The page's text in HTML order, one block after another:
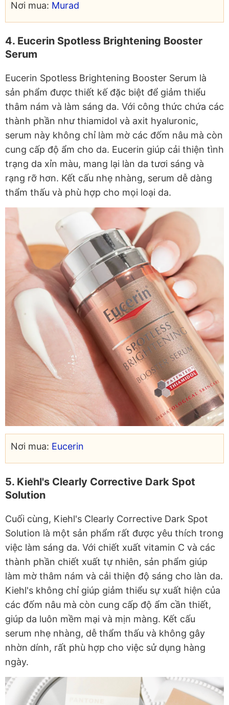
Nơi mua: Murad
4. Eucerin Spotless Brightening Booster
Serum
Eucerin Spotless Brightening Booster Serum là
sản phẩm được thiết kế đặc biệt để giảm thiểu
thâm nám và làm sáng da. Với công thức chứa các
thành phần như thiamidol và axit hyaluronic,
serum này không chỉ làm mờ các đốm nâu mà còn
cung cấp độ ẩm cho da. Eucerin giúp cải thiện tình
trạng da xỉn màu, mang lại làn da tươi sáng và
rạng rỡ hơn. Kết cấu nhẹ nhàng, serum dễ dàng
thẩm thấu và phù hợp cho mọi loại da.
Nơi mua: Eucerin
5. Kiehl's Clearly Corrective Dark Spot
Solution
Cuối cùng, Kiehl's Clearly Corrective Dark Spot
Solution là một sản phẩm rất được yêu thích trong
việc làm sáng da. Với chiết xuất vitamin C và các
thành phần chiết xuất tự nhiên, sản phẩm giúp
làm mờ thâm nám và cải thiện độ sáng cho làn da.
Kiehl's không chỉ giúp giảm thiểu sự xuất hiện của
các đốm nâu mà còn cung cấp độ ẩm cần thiết,
giúp da luôn mềm mại và mịn màng. Kết cấu
serum nhẹ nhàng, dễ thẩm thấu và không gây
nhờn dính, rất phù hợp cho việc sử dụng hàng
ngày.